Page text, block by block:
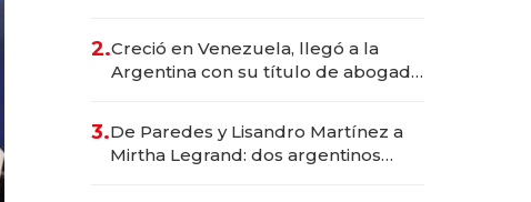
2.Creció en Venezuela, llegó a la
Argentina con su título de abogado
marcas "fast premium"
3.De Paredes y Lisandro Martínez a
Mirtha Legrand: dos argentinos